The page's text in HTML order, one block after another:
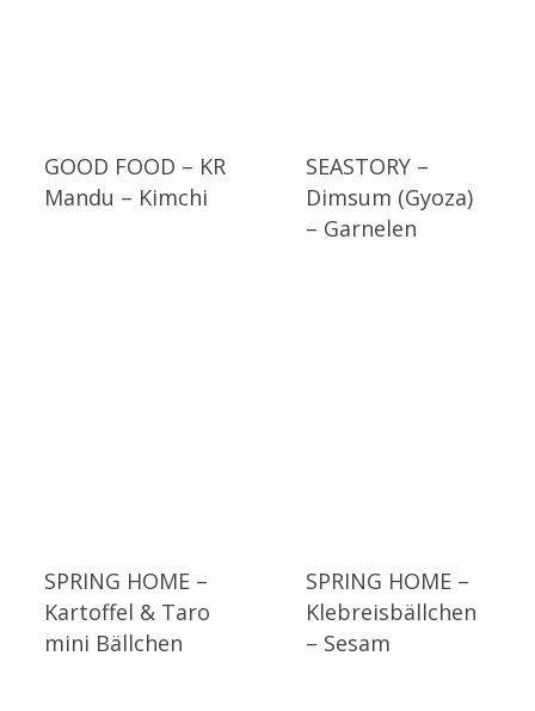
GOOD FOOD – KR
Mandu – Kimchi
SEASTORY –
Dimsum (Gyoza)
– Garnelen
SPRING HOME –
Kartoffel & Taro
mini Bällchen
SPRING HOME –
Klebreisbällchen
– Sesam